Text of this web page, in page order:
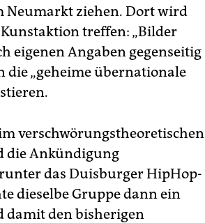
Neumarkt ziehen. Dort wird
treffen: „Bilder
eigenen Angaben gegenseitig
die „geheime übernationale
verschwörungstheoretischen
die Ankündigung
das Duisburger HipHop-
dieselbe Gruppe dann ein
damit den bisherigen